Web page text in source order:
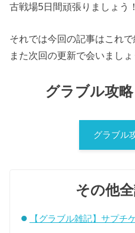
古戦場5日間頑張りましょう！
それでは今回の記事はこれ
また次回の更新で会いまし
グラブル攻
グラブル
その他
【グラブル雑記】サプチ